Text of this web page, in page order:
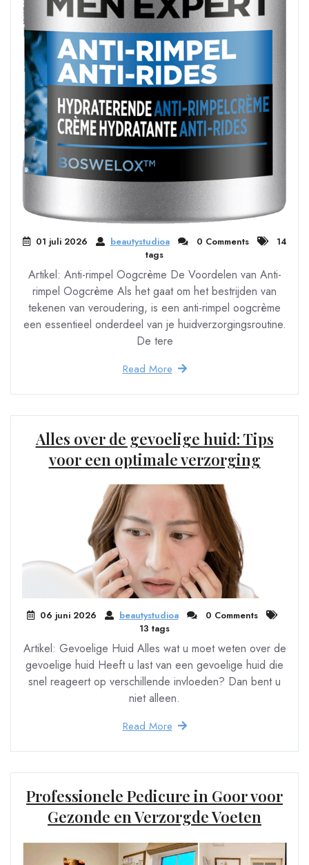
01 juli 2026 beautystudioa 0 Comments
14
tags
Artikel: Anti-rimpel Oogcrème De Voordelen van Anti-
rimpel Oogcrème Als het gaat om het bestrijden van
tekenen van veroudering, is een anti-rimpel oogcrème
een essentieel onderdeel van je huidverzorgingsroutine.
De tere
Read More
Alles over de gevoelige huid: Tips
voor een optimale verzorging
06 juni 2026 beautystudioa
0 Comments
13 tags
Artikel: Gevoelige Huid Alles wat u moet weten over de
gevoelige huid Heeft u last van een gevoelige huid die
snel reageert op verschillende invloeden? Dan bent u
niet alleen.
Read More
Professionele Pedicure in Goor voor
Gezonde en Verzorgde Voeten